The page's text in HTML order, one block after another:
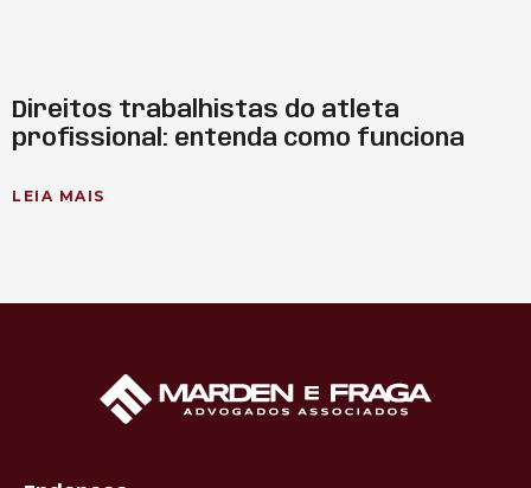
Direitos trabalhistas do atleta
profissional: entenda como funciona
LEIA MAIS